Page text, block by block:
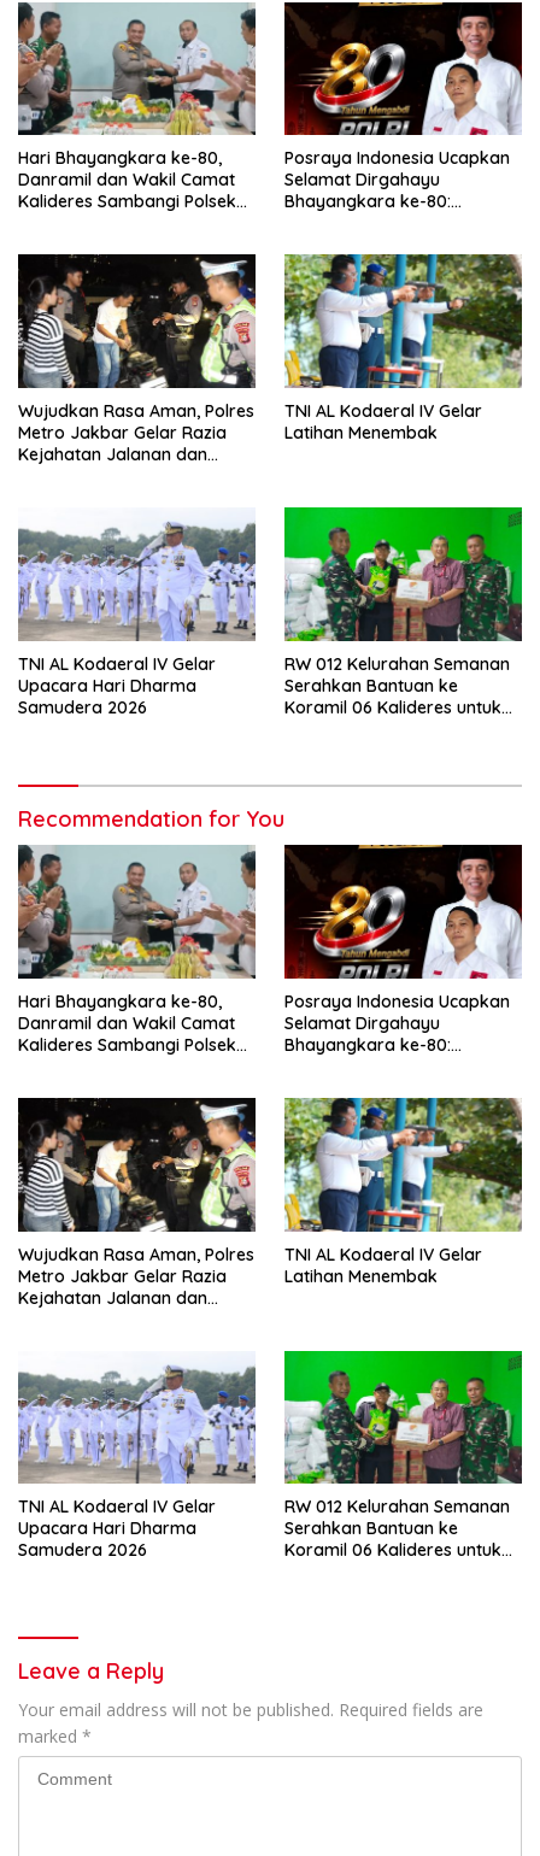
Hari Bhayangkara ke-80,
Danramil dan Wakil Camat
Kalideres Sambangi Polsek
Posraya Indonesia Ucapkan
Selamat Dirgahayu
Bhayangkara ke-80:
Wujudkan Rasa Aman, Polres
Metro Jakbar Gelar Razia
Kejahatan Jalanan dan
TNI AL Kodaeral IV Gelar
Latihan Menembak
TNI AL Kodaeral IV Gelar
Upacara Hari Dharma
Samudera 2026
RW 012 Kelurahan Semanan
Serahkan Bantuan ke
Koramil 06 Kalideres untuk
Recommendation for You
Hari Bhayangkara ke-80,
Danramil dan Wakil Camat
Kalideres Sambangi Polsek
Posraya Indonesia Ucapkan
Selamat Dirgahayu
Bhayangkara ke-80:
Wujudkan Rasa Aman, Polres
Metro Jakbar Gelar Razia
Kejahatan Jalanan dan
TNI AL Kodaeral IV Gelar
Latihan Menembak
TNI AL Kodaeral IV Gelar
Upacara Hari Dharma
Samudera 2026
RW 012 Kelurahan Semanan
Serahkan Bantuan ke
Koramil 06 Kalideres untuk
Leave a Reply
Your email address will not be published. Required fields are
marked *